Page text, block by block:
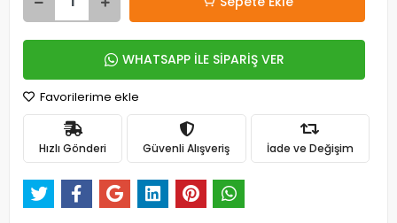
WHATSAPP İLE SİPARİŞ VER
Favorilerime ekle
Hızlı Gönderi Güvenli Alışveriş İade ve Değişim